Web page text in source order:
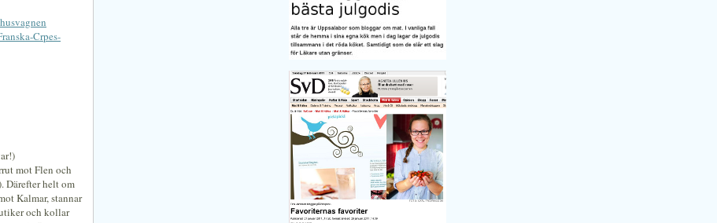
Crpes-
mot Flen och
Därefter helt om
Kalmar, stannar
och kollar